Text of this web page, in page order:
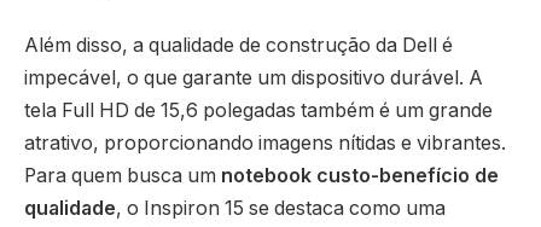
Além disso, a qualidade de construção da Dell é
impecável, o que garante um dispositivo durável. A
tela Full HD de 15,6 polegadas também é um grande
atrativo, proporcionando imagens nítidas e vibrantes.
Para quem busca um notebook custo-benefício de
qualidade, o Inspiron 15 se destaca como uma